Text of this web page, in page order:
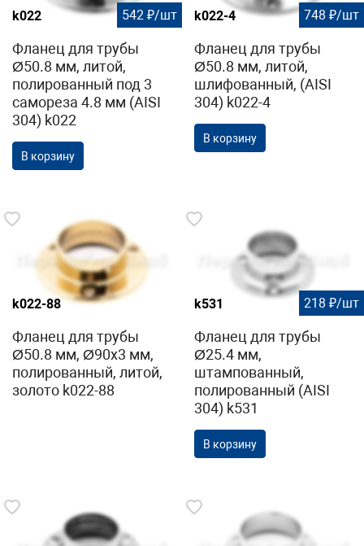
k022 542 ₽/шт
Фланец для трубы
Ø50.8 мм, литой,
полированный под 3
самореза 4.8 мм (AISI
304) k022
В корзину
k022-4 748 ₽/шт
Фланец для трубы
Ø50.8 мм, литой,
шлифованный, (AISI
304) k022-4
В корзину
k022-88
Фланец для трубы
Ø50.8 мм, Ø90х3 мм,
полированный, литой,
золото k022-88
k531 218 ₽/шт
Фланец для трубы
Ø25.4 мм,
штампованный,
полированный (AISI
304) k531
В корзину